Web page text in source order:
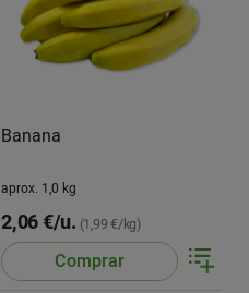
Banana
aprox. 1,0 kg
2,06 €/u. (1,99 €/kg)
Comprar